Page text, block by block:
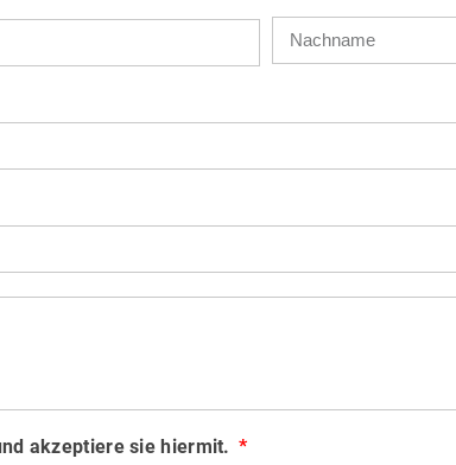
akzeptiere sie hiermit.